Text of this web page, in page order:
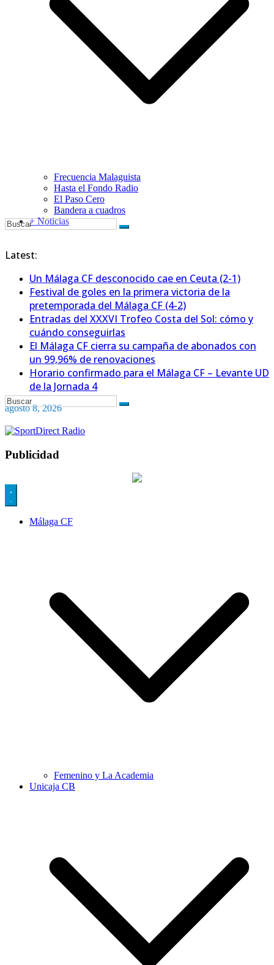
Frecuencia Malaguista
Hasta el Fondo Radio
El Paso Cero
Bandera a cuadros
+ Noticias
Latest:
Un Málaga CF desconocido cae en Ceuta (2-1)
Festival de goles en la primera victoria de la
pretemporada del Málaga CF (4-2)
Entradas del XXXVI Trofeo Costa del Sol: cómo y
cuándo conseguirlas
El Málaga CF cierra su campaña de abonados con
un 99,96% de renovaciones
Horario confirmado para el Málaga CF – Levante UD
de la Jornada 4
agosto 8, 2026
Publicidad
Málaga CF
Femenino y La Academia
Unicaja CB